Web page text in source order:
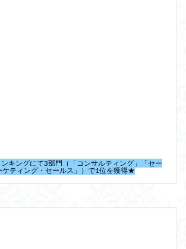
キングにて3部門（「コンサルティング」「セー
ケティング・セールス」）で1位を獲得★